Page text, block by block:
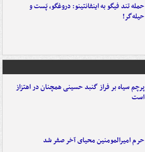
حمله تند فیگو به اینفانتینو: دروغگو، پَست‌ و
حیله‌گر!
پرچم سیاه بر فراز گنبد حسینی همچنان در اهتزاز
است
حرم امیرالمومنین محیای آخر صفر شد